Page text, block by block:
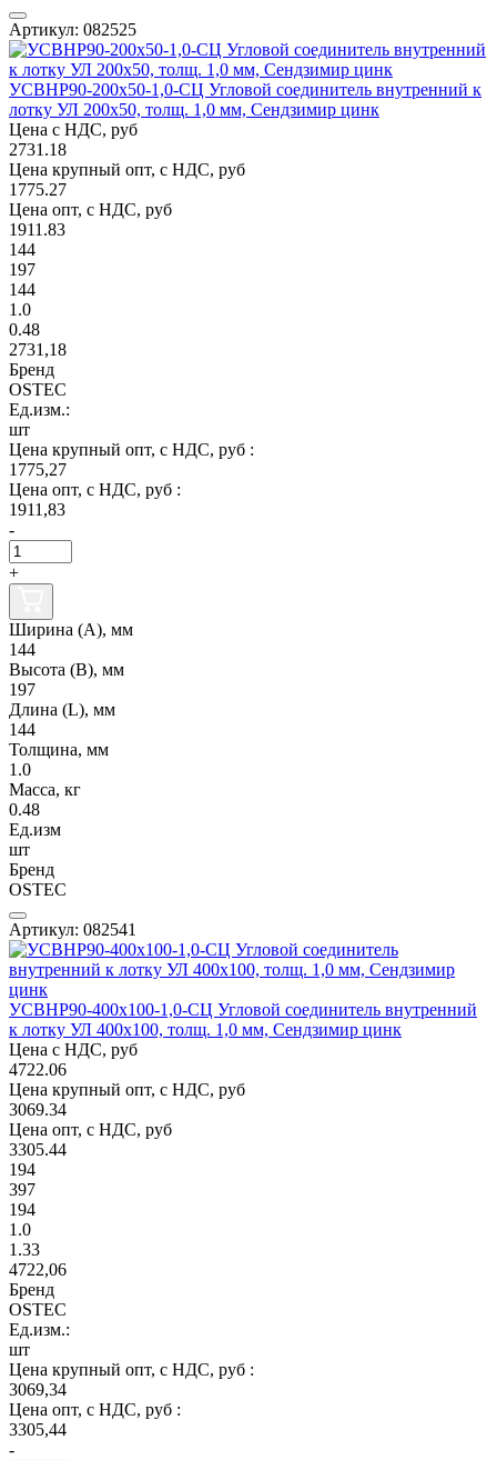
Артикул: 082525
УСВНР90-200х50-1,0-СЦ Угловой соединитель внутренний к
лотку УЛ 200х50, толщ. 1,0 мм, Сендзимир цинк
Цена с НДС, руб
2731.18
Цена крупный опт, с НДС, руб
1775.27
Цена опт, с НДС, руб
1911.83
144
197
144
1.0
0.48
2731,18
Бренд
OSTEC
Ед.изм.:
шт
Цена крупный опт, с НДС, руб :
1775,27
Цена опт, с НДС, руб :
1911,83
-
+
Ширина (А), мм
144
Высота (В), мм
197
Длина (L), мм
144
Толщина, мм
1.0
Масса, кг
0.48
Ед.изм
шт
Бренд
OSTEC
Артикул: 082541
УСВНР90-400х100-1,0-СЦ Угловой соединитель внутренний
к лотку УЛ 400х100, толщ. 1,0 мм, Сендзимир цинк
Цена с НДС, руб
4722.06
Цена крупный опт, с НДС, руб
3069.34
Цена опт, с НДС, руб
3305.44
194
397
194
1.0
1.33
4722,06
Бренд
OSTEC
Ед.изм.:
шт
Цена крупный опт, с НДС, руб :
3069,34
Цена опт, с НДС, руб :
3305,44
-